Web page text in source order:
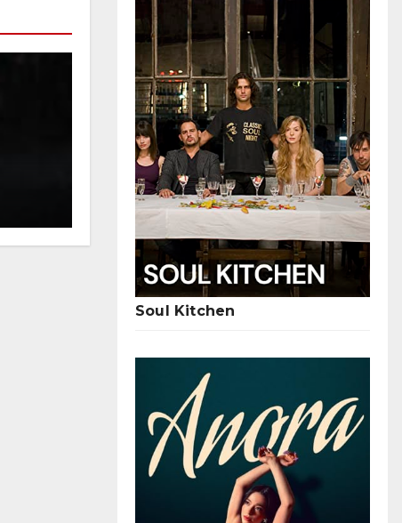
Gemütliche Klassiker: Die Top
Soul Kitchen